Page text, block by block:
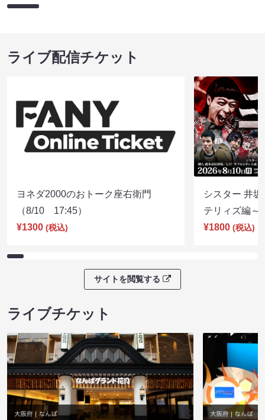
ライブ配信チケット
ヨネダ2000のおトーク座右衛門
（8/10 17:45）
¥1300 (税込)
シスター 井
テリィズ編
¥1800 (税込)
サイトを閲覧する
ライブチケット